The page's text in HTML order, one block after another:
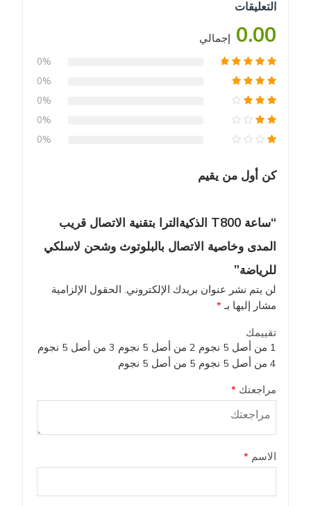
0.00 إجمالي
0%
0%
0%
0%
0%
كن أول من يقيم
“ساعة T800 الذكيةالترا بتقنية الاتصال قريب
المدى وخاصية الاتصال بالبلوتوث وشحن لاسلكي
للرياضة”
لن يتم نشر عنوان بريدك الإلكتروني. الحقول الإلزامية
مشار إليها بـ *
تقييمك
1 من أصل 5 نجوم
2 من أصل 5 نجوم
3 من أصل 5 نجوم
4 من أصل 5 نجوم
5 من أصل 5 نجوم
مراجعتك *
الاسم *